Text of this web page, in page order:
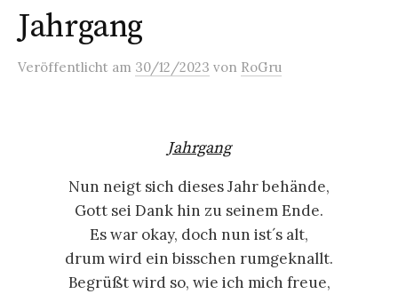
Jahrgang
Veröffentlicht am 30/12/2023 von RoGru
Jahrgang
Nun neigt sich dieses Jahr behände,
Gott sei Dank hin zu seinem Ende.
Es war okay, doch nun ist´s alt,
drum wird ein bisschen rumgeknallt.
Begrüßt wird so, wie ich mich freue,